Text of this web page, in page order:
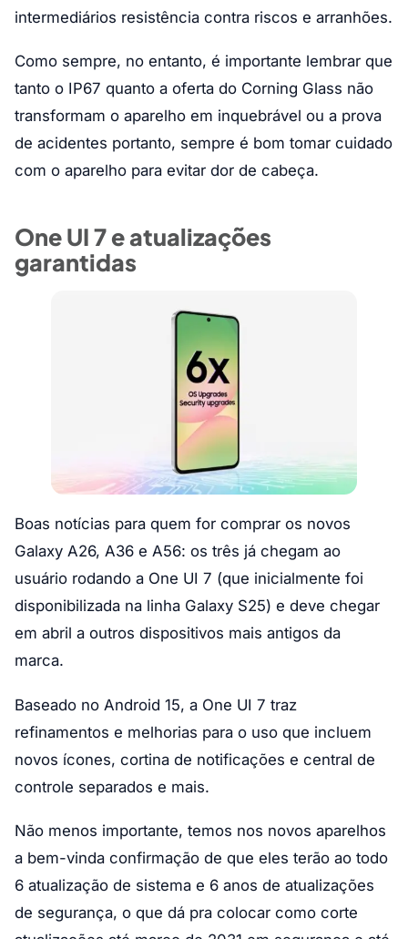
intermediários resistência contra riscos e arranhões.
Como sempre, no entanto, é importante lembrar que
tanto o IP67 quanto a oferta do Corning Glass não
transformam o aparelho em inquebrável ou a prova
de acidentes portanto, sempre é bom tomar cuidado
com o aparelho para evitar dor de cabeça.
One UI 7 e atualizações
garantidas
Boas notícias para quem for comprar os novos
Galaxy A26, A36 e A56: os três já chegam ao
usuário rodando a One UI 7 (que inicialmente foi
disponibilizada na linha Galaxy S25) e deve chegar
em abril a outros dispositivos mais antigos da
marca.
Baseado no Android 15, a One UI 7 traz
refinamentos e melhorias para o uso que incluem
novos ícones, cortina de notificações e central de
controle separados e mais.
Não menos importante, temos nos novos aparelhos
a bem-vinda confirmação de que eles terão ao todo
6 atualização de sistema e 6 anos de atualizações
de segurança, o que dá pra colocar como corte